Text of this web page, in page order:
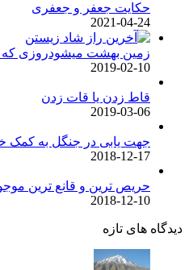
حکایت جعفر و جعفری
2021-04-24
زمین بهشت میشودروزی که
2019-02-10
قاط زدن یا قات زدن
2019-03-06
جهت یابی در جنگل به کمک
2018-12-17
حریص ترین و قانع ترین
2018-12-10
دیدگاه های تازه